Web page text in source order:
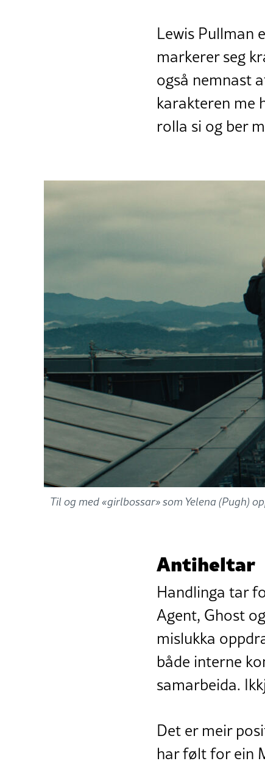
Lewis Pullman
markerer seg
også nemnast
karakteren me
rolla si og ber
Til og med «girlbossar» som Yelena (Pugh)
Antiheltar
Handlinga tar
Agent, Ghost
mislukka
både interne
samarbeida.
Det er meir
har følt for ein